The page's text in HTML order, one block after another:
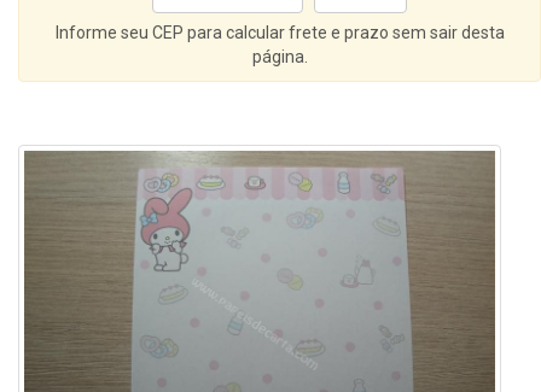
Informe seu CEP para calcular frete e prazo sem sair desta
página.